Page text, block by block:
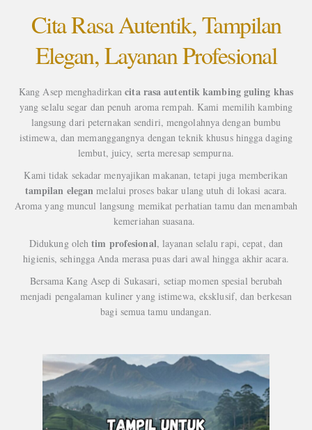
Cita Rasa Autentik, Tampilan
Elegan, Layanan Profesional
Kang Asep menghadirkancita rasa autentik kambing guling khas
yang selalu segar dan penuh aroma rempah. Kami memilih kambing
langsung dari peternakan sendiri, mengolahnya dengan bumbu
istimewa, dan memanggangnya dengan teknik khusus hingga daging
lembut, juicy, serta meresap sempurna.
Kami tidak sekadar menyajikan makanan, tetapi juga memberikan
tampilan elegan melalui proses bakar ulang utuh di lokasi acara.
Aroma yang muncul langsung memikat perhatian tamu dan menambah
kemeriahan suasana.
Didukung olehtim profesional, layanan selalu rapi, cepat, dan
higienis, sehingga Anda merasa puas dari awal hingga akhir acara.
Bersama Kang Asep di Sukasari, setiap momen spesial berubah
menjadi pengalaman kuliner yang istimewa, eksklusif, dan berkesan
bagi semua tamu undangan.